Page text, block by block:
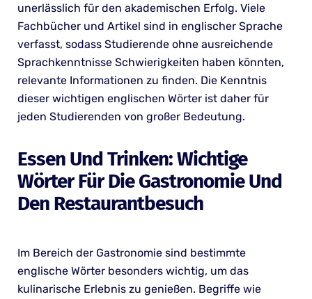
unerlässlich für den akademischen Erfolg. Viele
Fachbücher und Artikel sind in englischer Sprache
verfasst, sodass Studierende ohne ausreichende
Sprachkenntnisse Schwierigkeiten haben könnten,
relevante Informationen zu finden. Die Kenntnis
dieser wichtigen englischen Wörter ist daher für
jeden Studierenden von großer Bedeutung.
Essen Und Trinken: Wichtige
Wörter Für Die Gastronomie Und
Den Restaurantbesuch
Im Bereich der Gastronomie sind bestimmte
englische Wörter besonders wichtig, um das
kulinarische Erlebnis zu genießen. Begriffe wie